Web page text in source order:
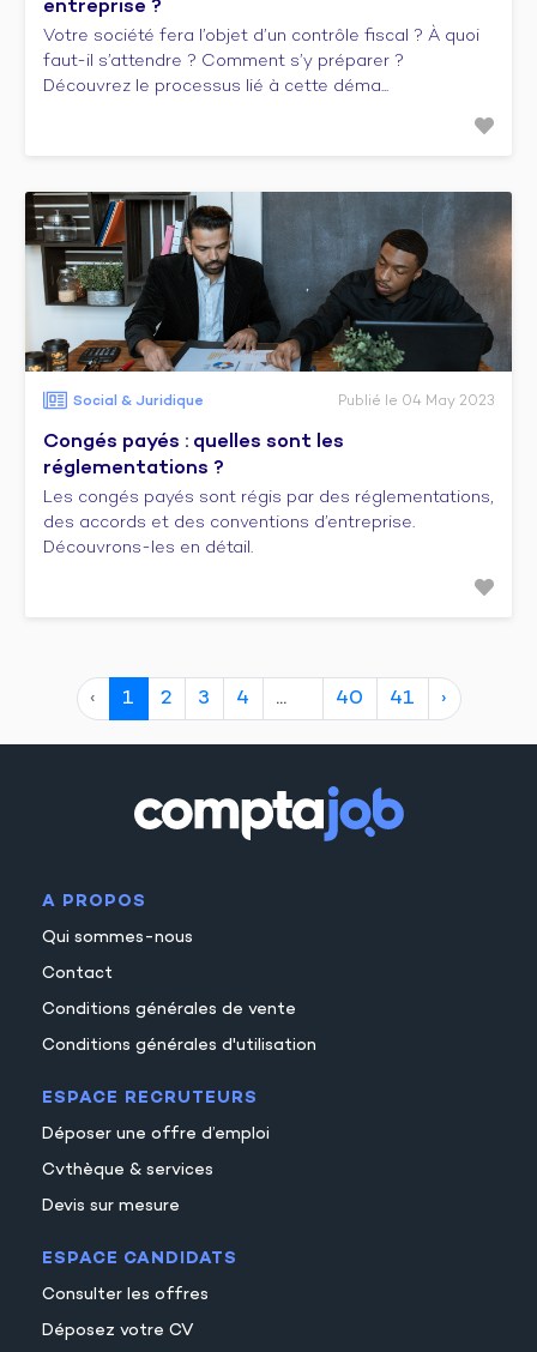
entreprise ?
Votre société fera l’objet d’un contrôle fiscal ? À quoi
faut-il s’attendre ? Comment s’y préparer ?
Découvrez le processus lié à cette déma...
Social & Juridique Publié le 04 May 2023
Congés payés : quelles sont les
réglementations ?
Les congés payés sont régis par des réglementations,
des accords et des conventions d’entreprise.
Découvrons-les en détail.
‹ 1 2 3
4
10
30
40 41 ›
A PROPOS
Qui sommes-nous
Contact
Conditions générales de vente
Conditions générales d'utilisation
ESPACE RECRUTEURS
Déposer une offre d’emploi
Cvthèque & services
Devis sur mesure
ESPACE CANDIDATS
Consulter les offres
Déposez votre CV